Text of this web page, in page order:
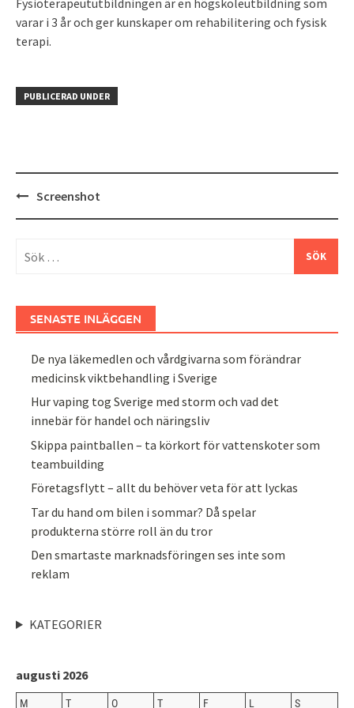
Fysioterapeututbildningen är en högskoleutbildning som
varar i 3 år och ger kunskaper om rehabilitering och fysisk
terapi.
PUBLICERAD UNDER
Inläggsnavigering
Screenshot
efter:
SENASTE INLÄGGEN
De nya läkemedlen och vårdgivarna som förändrar
medicinsk viktbehandling i Sverige
Hur vaping tog Sverige med storm och vad det
innebär för handel och näringsliv
Skippa paintballen – ta körkort för vattenskoter som
teambuilding
Företagsflytt – allt du behöver veta för att lyckas
Tar du hand om bilen i sommar? Då spelar
produkterna större roll än du tror
Den smartaste marknadsföringen ses inte som
reklam
KATEGORIER
augusti 2026
M T O T F L S